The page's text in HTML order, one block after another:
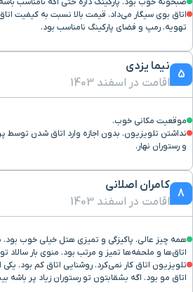
بلوار آفریقا ۹ دقیقه با خودرو (۴ کیلومتر و ۶۱۸ متر)
بیمارستان چشم پزشکی نور
رستوران البرز
بلوار کشاورز
سینما قدس ۹ دقیقه با خودرو (۴ کیلومتر و ۶۹۹ متر)
ایستگاه قطار شهری شهید
صبحونه خوب بود. پارکینگ داره حتی اگه نامناسب
اتاق بوی سیگار می‌داد. قیمت بالا نسبت به کیفیت
تهویه. رمپ و فضای پارکینگ نامناسب بود.
5
نیما یزدی
اقامت در اسفند 1403
موقعیت مکانی خوب.
نداشتن تلویزیون. بدون اجازه وارد اتاق شدن توسط
و رستوران نهار.
8
کامران اصلانی
اقامت در اسفند 1403
همه چیز عالی. پاکیزگی و تمیزی هتل خیلی خوب بود.
اتاق‌ها و ملحفه‌ها تمیز و مرتب بود. منوی بار سالاد
تلویزیون اتاق کار نمی‌کرد. روشنایی اتاق کم بود.
اتاق مو بود. اگه بشقابتون تو رستوران زیاد پر باشه